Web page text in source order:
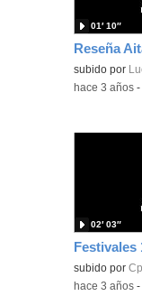
Reseña
subido por
01′ 10″
-hace 3 años
Festivales
subido por
02′ 03″
-hace 3 años